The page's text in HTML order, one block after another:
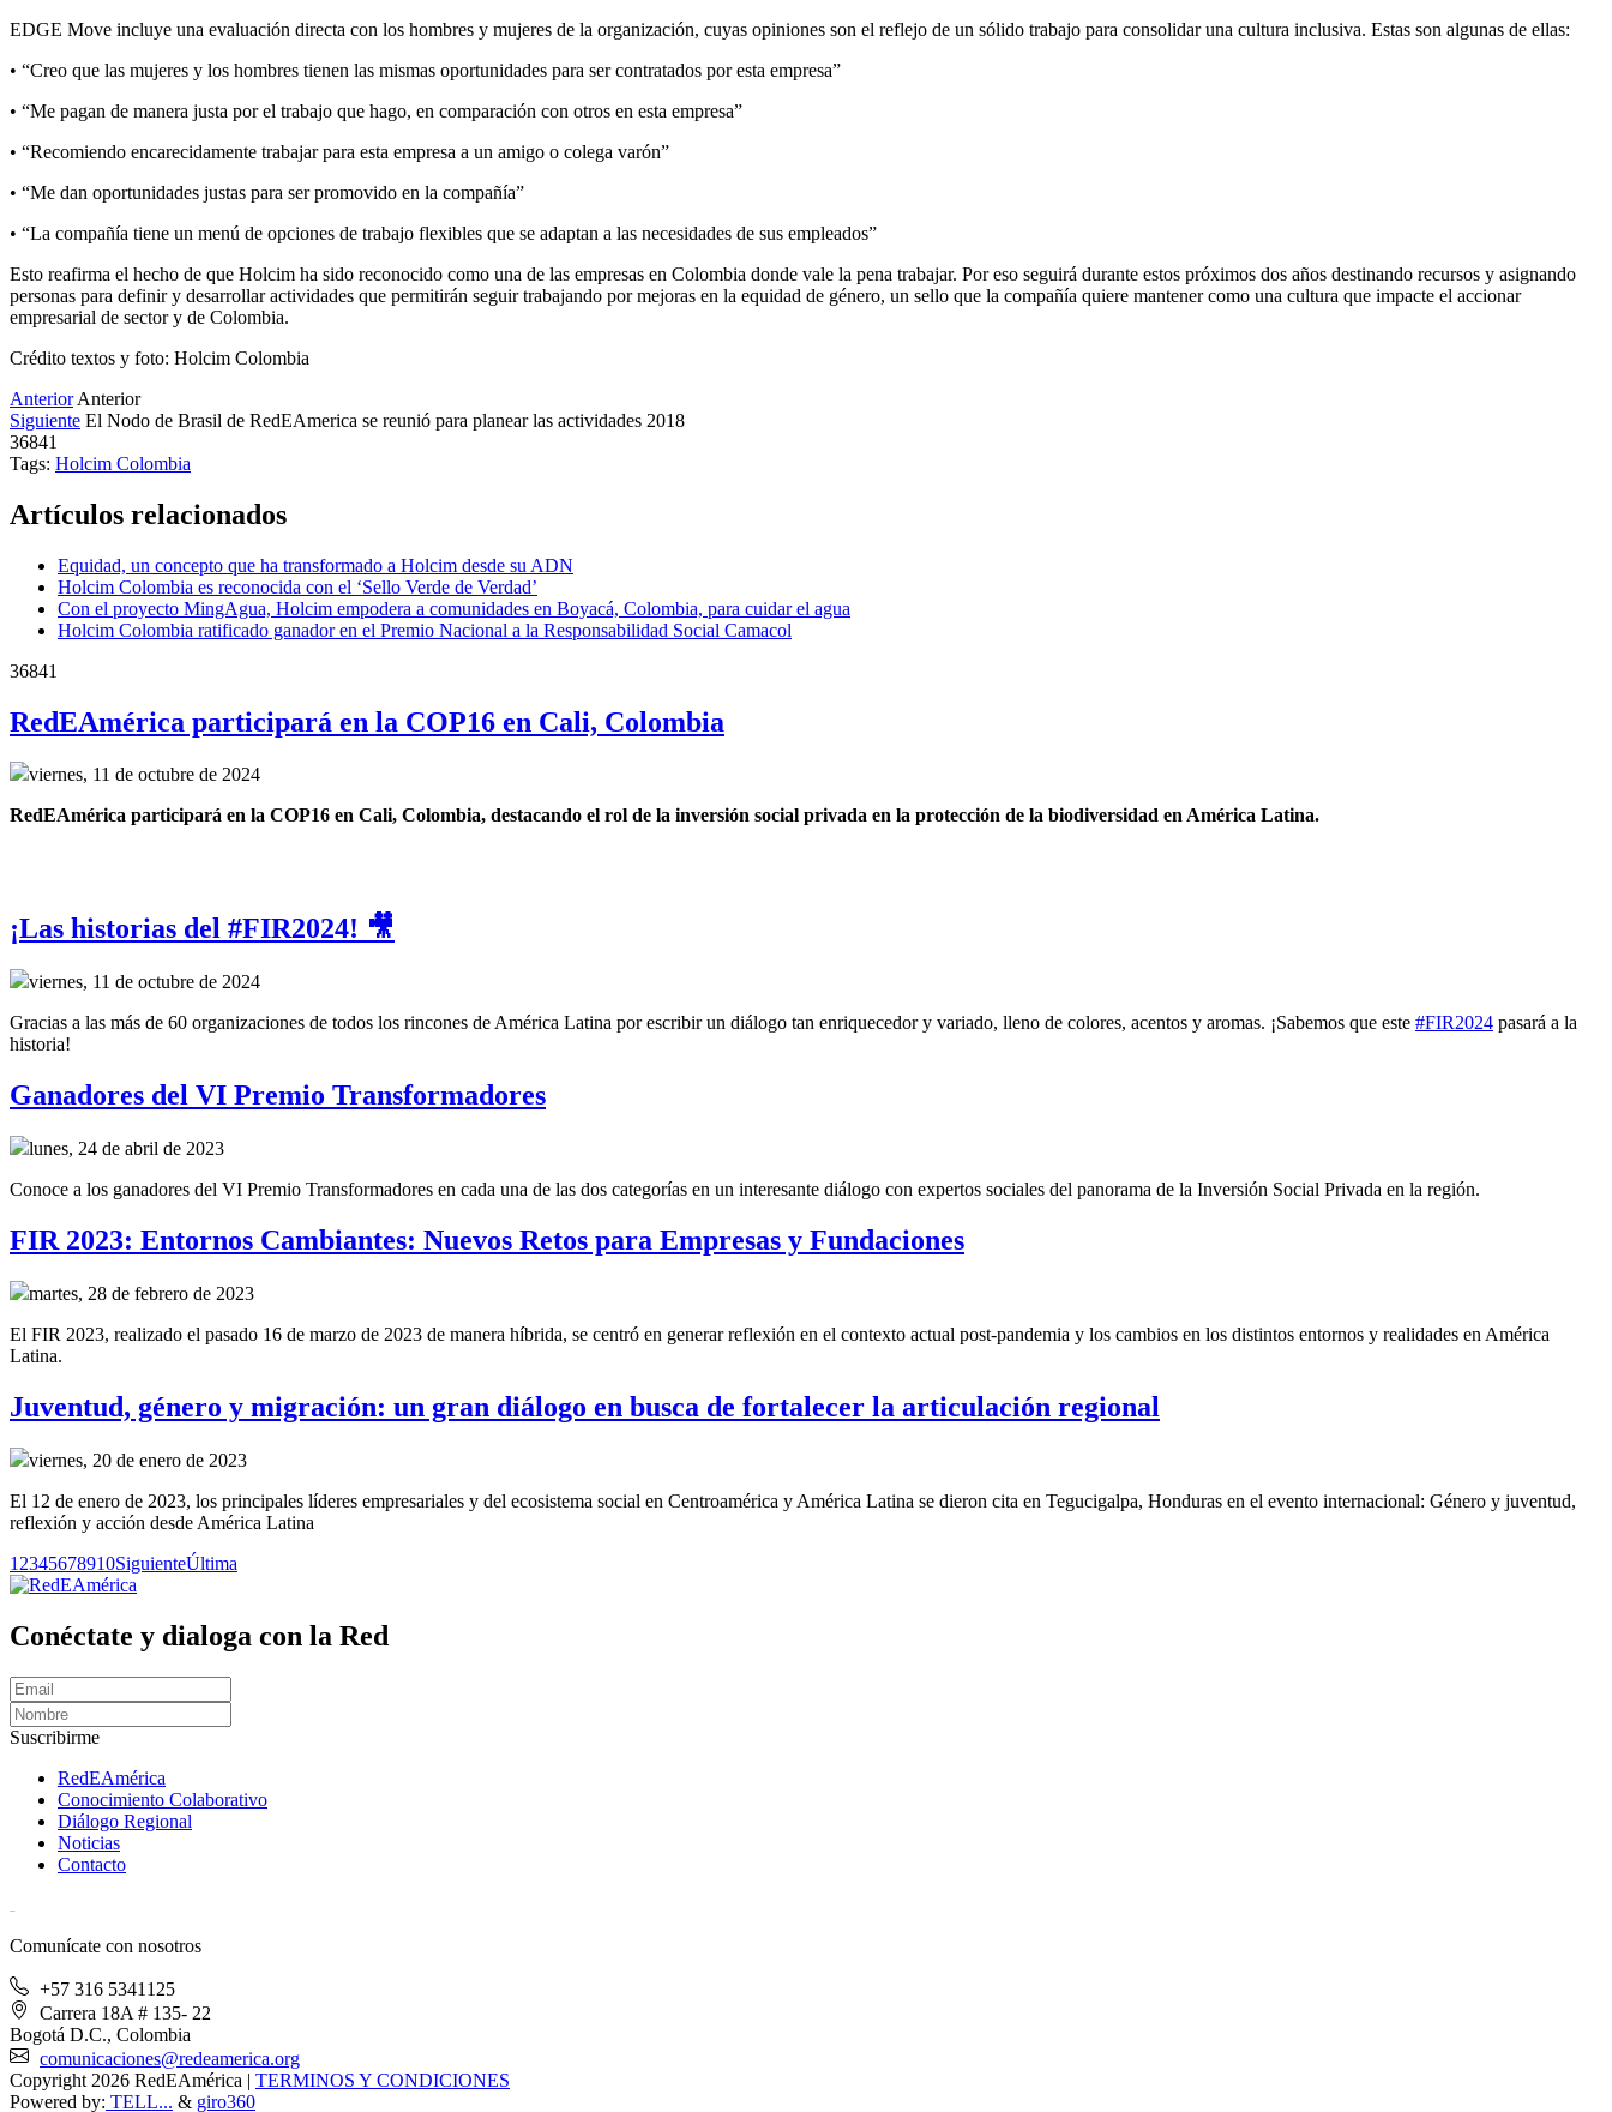
EDGE Move incluye una evaluación directa con los hombres y mujeres de la organización, cuyas opiniones son el reflejo de un sólido trabajo para consolidar una cultura inclusiva. Estas son algunas de ellas:
• “Creo que las mujeres y los hombres tienen las mismas oportunidades para ser contratados por esta empresa”
• “Me pagan de manera justa por el trabajo que hago, en comparación con otros en esta empresa”
• “Recomiendo encarecidamente trabajar para esta empresa a un amigo o colega varón”
• “Me dan oportunidades justas para ser promovido en la compañía”
• “La compañía tiene un menú de opciones de trabajo flexibles que se adaptan a las necesidades de sus empleados”
Esto reafirma el hecho de que Holcim ha sido reconocido como una de las empresas en Colombia donde vale la pena trabajar. Por eso seguirá durante estos próximos dos años destinando recursos y asignando
personas para definir y desarrollar actividades que permitirán seguir trabajando por mejoras en la equidad de género, un sello que la compañía quiere mantener como una cultura que impacte el accionar
empresarial de sector y de Colombia.
Crédito textos y foto: Holcim Colombia
Anterior Anterior
Siguiente El Nodo de Brasil de RedEAmerica se reunió para planear las actividades 2018
36841
Tags: Holcim Colombia
Artículos relacionados
Equidad, un concepto que ha transformado a Holcim desde su ADN
Holcim Colombia es reconocida con el ‘Sello Verde de Verdad’
Con el proyecto MingAgua, Holcim empodera a comunidades en Boyacá, Colombia, para cuidar el agua
Holcim Colombia ratificado ganador en el Premio Nacional a la Responsabilidad Social Camacol
36841
RedEAmérica participará en la COP16 en Cali, Colombia
viernes, 11 de octubre de 2024
RedEAmérica participará en la COP16 en Cali, Colombia, destacando el rol de la inversión social privada en la protección de la biodiversidad en América Latina.
¡Las historias del #FIR2024! 🎥
viernes, 11 de octubre de 2024
Gracias a las más de 60 organizaciones de todos los rincones de América Latina por escribir un diálogo tan enriquecedor y variado, lleno de colores, acentos y aromas. ¡Sabemos que este #FIR2024 pasará a la
historia!
Ganadores del VI Premio Transformadores
lunes, 24 de abril de 2023
Conoce a los ganadores del VI Premio Transformadores en cada una de las dos categorías en un interesante diálogo con expertos sociales del panorama de la Inversión Social Privada en la región.
FIR 2023: Entornos Cambiantes: Nuevos Retos para Empresas y Fundaciones
martes, 28 de febrero de 2023
El FIR 2023, realizado el pasado 16 de marzo de 2023 de manera híbrida, se centró en generar reflexión en el contexto actual post-pandemia y los cambios en los distintos entornos y realidades en América
Latina.
Juventud, género y migración: un gran diálogo en busca de fortalecer la articulación regional
viernes, 20 de enero de 2023
El 12 de enero de 2023, los principales líderes empresariales y del ecosistema social en Centroamérica y América Latina se dieron cita en Tegucigalpa, Honduras en el evento internacional: Género y juventud,
reflexión y acción desde América Latina
1 2345678910SiguienteÚltima
Conéctate y dialoga con la Red
Suscribirme
RedEAmérica
Conocimiento Colaborativo
Diálogo Regional
Noticias
Contacto
Comunícate con nosotros
+57 316 5341125
Carrera 18A # 135- 22
Bogotá D.C., Colombia
comunicaciones@redeamerica.org
Copyright 2026 RedEAmérica | TERMINOS Y CONDICIONES
Powered by: TELL... & giro360